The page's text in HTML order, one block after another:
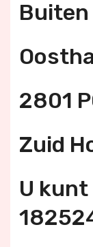
Buiten
2801
Zuid
U kunt